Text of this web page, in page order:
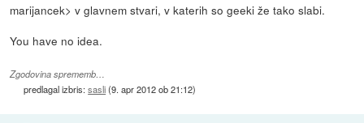
marijancek> v glavnem stvari, v katerih so geeki že tako slabi.
You have no idea.
Zgodovina sprememb…
predlagal izbris:sasli(9. apr 2012 ob 21:12)